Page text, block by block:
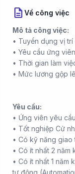
description Về công việc
Mô tả công việc:
• Tuyển dụng vị
• Yêu cầu ứng
• Thời gian làm
• Mức lương gộp
Yêu cầu:
• Ứng viên yêu
• Tốt nghiệp Cử
• Có kỹ năng giao
• Có ít nhất 2 năm
• Có ít nhất 1
tự động